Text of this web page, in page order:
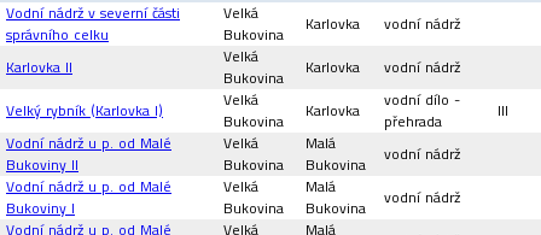
Vodní nádrž v severní části
správního celku
Velká
Bukovina
Karlovka
vodní nádrž
Karlovka II
Velká
Bukovina
Karlovka
vodní nádrž
Velký rybník (Karlovka I)
Velká
Bukovina
Karlovka
vodní dílo -
přehrada
III
Vodní nádrž u p. od Malé
Bukoviny II
Velká
Bukovina
Malá
Bukovina
vodní nádrž
Vodní nádrž u p. od Malé
Bukoviny I
Velká
Bukovina
Malá
Bukovina
vodní nádrž
Vodní nádrž u p. od Malé
Velká
Malá